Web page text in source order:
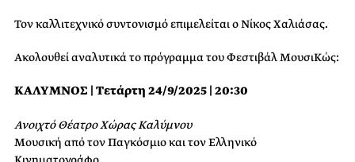
Τον καλλιτεχνικό συντονισμό επιμελείται ο Νίκος Χαλιάσας.
Ακολουθεί αναλυτικά το πρόγραμμα του Φεστιβάλ ΜουσιΚώς:
ΚΑΛΥΜΝΟΣ | Τετάρτη 24/9/2025 | 20:30
Ανοιχτό Θέατρο Χώρας Καλύμνου
Μουσική από τον Παγκόσμιο και τον Ελληνικό